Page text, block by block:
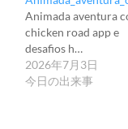
Animada aventura
chicken road app e
desafios h…
2026年7月3日
今日の出来事